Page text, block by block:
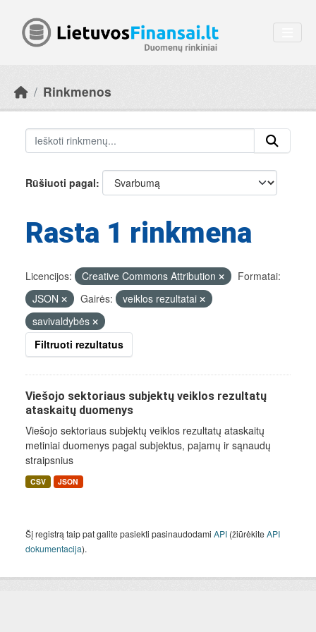
Rinkmenos
Rūšiuoti pagal
Rasta 1 rinkmena
Licencijos: Creative Commons Attribution
Formatai:
JSON
Gairės:
veiklos rezultatai
savivaldybės
Filtruoti rezultatus
Viešojo sektoriaus subjektų veiklos rezultatų
ataskaitų duomenys
Viešojo sektoriaus subjektų veiklos rezultatų ataskaitų
metiniai duomenys pagal subjektus, pajamų ir sąnaudų
straipsnius
CSV JSON
Šį registrą taip pat galite pasiekti pasinaudodami API (žiūrėkiteAPI
dokumentacija).